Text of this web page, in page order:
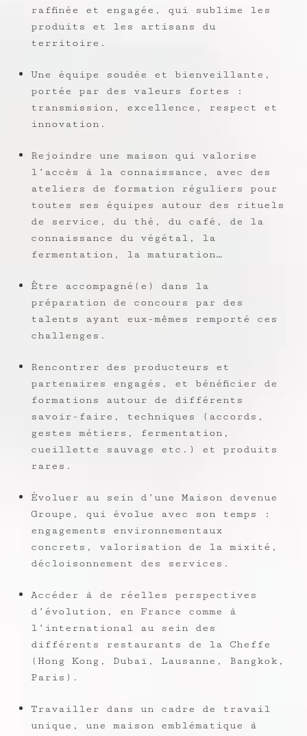
raffinée et engagée, qui sublime les
produits et les artisans du
territoire.
Une équipe soudée et bienveillante,
portée par des valeurs fortes :
transmission, excellence, respect et
innovation.
Rejoindre une maison qui valorise
l’accès à la connaissance, avec des
ateliers de formation réguliers pour
toutes ses équipes autour des rituels
de service, du thé, du café, de la
connaissance du végétal, la
fermentation, la maturation…
Être accompagné(e) dans la
préparation de concours par des
talents ayant eux-mêmes remporté ces
challenges.
Rencontrer des producteurs et
partenaires engagés, et bénéficier de
formations autour de différents
savoir-faire, techniques (accords,
gestes métiers, fermentation,
cueillette sauvage etc.) et produits
rares.
Évoluer au sein d’une Maison devenue
Groupe, qui évolue avec son temps :
engagements environnementaux
concrets, valorisation de la mixité,
décloisonnement des services.
Accéder à de réelles perspectives
d’évolution, en France comme à
l’international au sein des
différents restaurants de la Cheffe
(Hong Kong, Dubaï, Lausanne, Bangkok,
Paris).
Travailler dans un cadre de travail
unique, une maison emblématique à